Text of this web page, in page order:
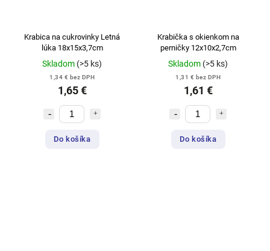
Krabica na cukrovinky Letná
lúka 18x15x3,7cm
Skladom (>5 ks)
1,34 € bez DPH
1,65 €
Do košíka
Krabička s okienkom na
perničky 12x10x2,7cm
Skladom (>5 ks)
1,31 € bez DPH
1,61 €
Do košíka